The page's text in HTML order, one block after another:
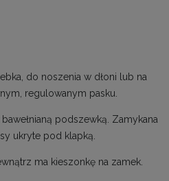
do noszenia w dłoni lub na
regulowanym pasku.
podszewką. Zamykana
ukryte pod klapką.
ma kieszonkę na zamek.